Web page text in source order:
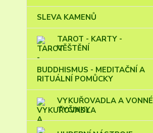
SLEVA KAMENŮ
TAROT - KARTY -
VĚŠTĚNÍ
BUDDHISMUS - MEDITAČNÍ A
RITUÁLNÍ POMŮCKY
VYKUŘOVADLA A VONNÉ
TYČINKY